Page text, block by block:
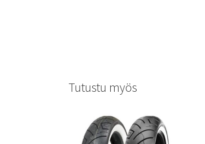
Tutustu myös